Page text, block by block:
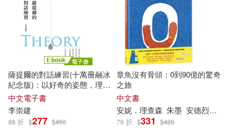
名師作者群(77)
曲一線（主編）(74)
王后雄(74) （加）西頓(72)
嚴軍(71)
中國社會科學出版社(1421)
華中科技大學出版社(1335)
武漢大學出版社(1270)
中國財政經濟出版社(1256)
薩提爾的對話練習(十萬冊融冰
紀念版)：以好奇的姿態，理解
你的內在冰山，探索自己，連
結他人 (電子書)
中文電子書
李崇建
88 折 $277 $450
章魚沒有骨頭：0到90億的驚奇
之旅
中文書
安妮． 理查森 朱墨 安德烈．安提諾利（Andrea Antinori）
79 折 $331 $420